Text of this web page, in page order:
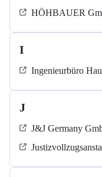
HÖHBAUER
I
Ingenieurbüro
J
J&J Germany